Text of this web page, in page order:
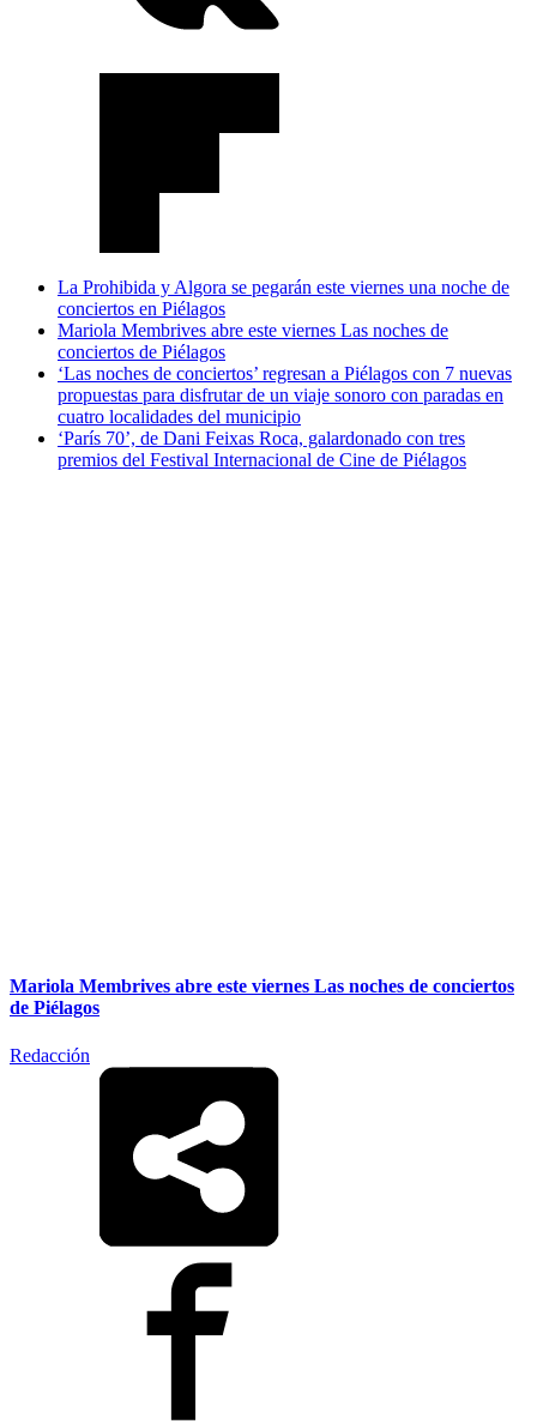
La Prohibida y Algora se pegarán este viernes una noche de
conciertos en Piélagos
Mariola Membrives abre este viernes Las noches de
conciertos de Piélagos
‘Las noches de conciertos’ regresan a Piélagos con 7 nuevas
propuestas para disfrutar de un viaje sonoro con paradas en
cuatro localidades del municipio
‘París 70’, de Dani Feixas Roca, galardonado con tres
premios del Festival Internacional de Cine de Piélagos
Mariola Membrives abre este viernes Las noches de conciertos
de Piélagos
Redacción